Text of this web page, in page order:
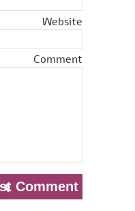
Website
Comment